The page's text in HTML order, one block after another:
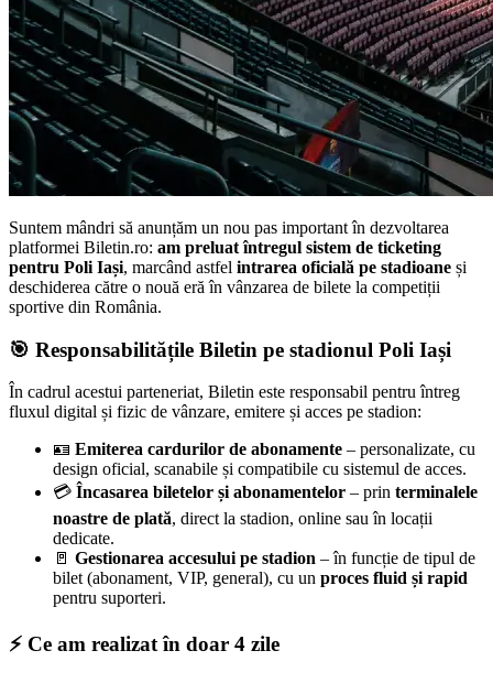
Suntem mândri să anunțăm un nou pas important în dezvoltarea
platformei Biletin.ro: am preluat întregul sistem de ticketing
pentru Poli Iași, marcând astfel intrarea oficială pe stadioane și
deschiderea către o nouă eră în vânzarea de bilete la competiții
sportive din România.
🎯 Responsabilitățile Biletin pe stadionul Poli Iași
În cadrul acestui parteneriat, Biletin este responsabil pentru întreg
fluxul digital și fizic de vânzare, emitere și acces pe stadion:
🪪 Emiterea cardurilor de abonamente – personalizate, cu
design oficial, scanabile și compatibile cu sistemul de acces.
💳 Încasarea biletelor și abonamentelor – prin terminalele
noastre de plată, direct la stadion, online sau în locații
dedicate.
🚪 Gestionarea accesului pe stadion – în funcție de tipul de
bilet (abonament, VIP, general), cu un proces fluid și rapid
pentru suporteri.
⚡ Ce am realizat în doar 4 zile